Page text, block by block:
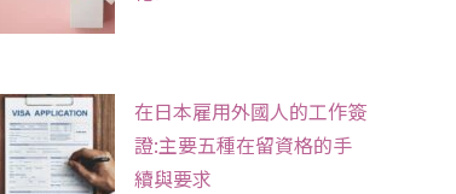
在日本雇用外國人的工作簽
證:主要五種在留資格的手
續與要求